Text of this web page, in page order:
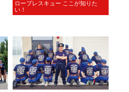
ロープレスキュー ここが知りた
い！